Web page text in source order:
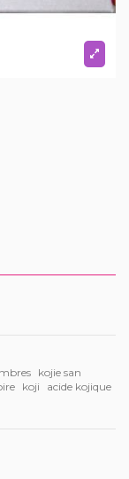
kojie san
koji
acide kojique